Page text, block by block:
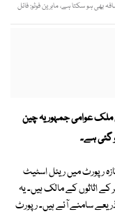
بھی ہو سکتا ہے، ماہرین فوٹو: فائل
ملک عوامی جمہوریہ چین
رپورٹ میں ریئل اسٹیٹ
کا نام سرفہرست ہے جو 22 ارب ڈالر کے اثاثوں کے مالک ہیں۔ یہ
سامنے آئے ہیں۔ رپورٹ